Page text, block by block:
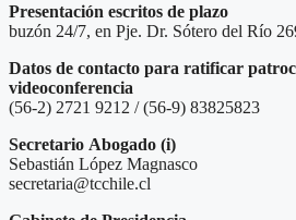
Presentación escritos de plazo
buzón 24/7, en Pje. Dr. Sótero del Río
Datos de contacto para ratificar
videoconferencia
(56-2) 2721 9212 / (56-9) 83825823
Secretario Abogado (i)
Sebastián López Magnasco
secretaria@tcchile.cl